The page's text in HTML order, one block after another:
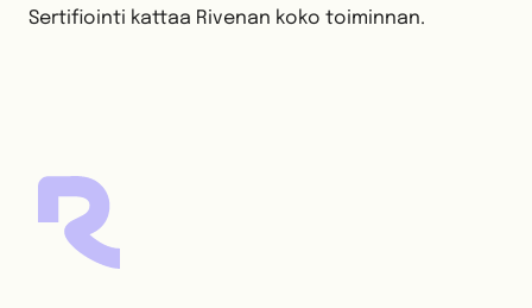
Sertifiointi kattaa Rivenan koko toiminnan.